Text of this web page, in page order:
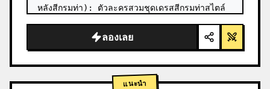
หลังสีกรมท่า): ตัวละครสวมชุดเดรสสีกรมท่าสไตล์
ลองเลย
แนะนำ